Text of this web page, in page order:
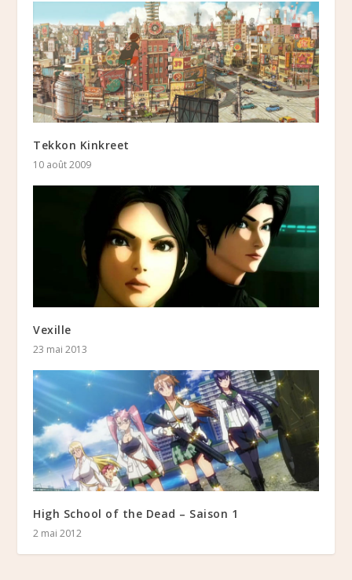
Tekkon Kinkreet
10 août 2009
Vexille
23 mai 2013
High School of the Dead – Saison 1
2 mai 2012